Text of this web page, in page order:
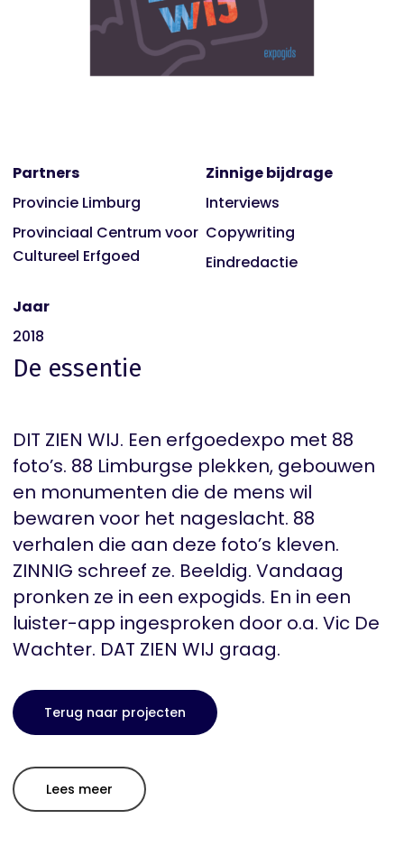
Partners
Provincie Limburg
Provinciaal Centrum voor
Cultureel Erfgoed
Jaar
2018
Zinnige bijdrage
Interviews
Copywriting
Eindredactie
De essentie
DIT ZIEN WIJ. Een erfgoedexpo met 88
foto’s. 88 Limburgse plekken, gebouwen
en monumenten die de mens wil
bewaren voor het nageslacht. 88
verhalen die aan deze foto’s kleven.
ZINNIG schreef ze. Beeldig. Vandaag
pronken ze in een expogids. En in een
luister-app ingesproken door o.a. Vic De
Wachter. DAT ZIEN WIJ graag.
Terug naar projecten
Lees meer